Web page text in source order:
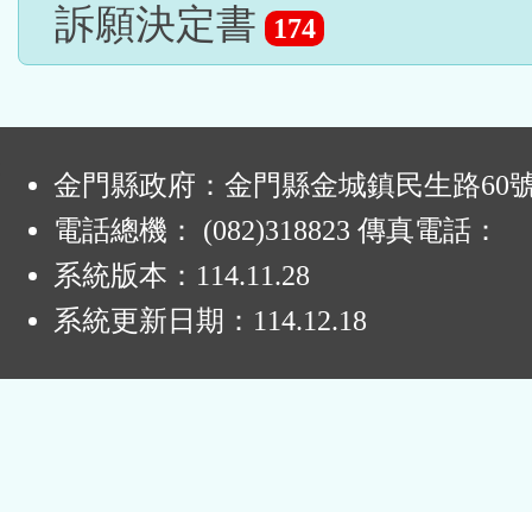
訴願決定書 174
金門縣政府：金門縣金城鎮民生路60
電話總機： (082)318823 傳真電話：
系統版本： 114.11.28
系統更新日期： 114.12.18